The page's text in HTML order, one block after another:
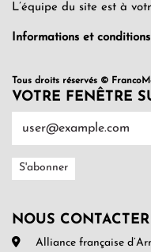
L’équipe du site est à
Informations et
Tous droits réservés ©
VOTRE FENÊTRE
NOUS CONTACTER
Alliance française